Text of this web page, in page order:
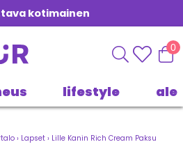
kotimainen
0
lifestyle ale
› Lapset › Lille Kanin Rich Cream Paksu